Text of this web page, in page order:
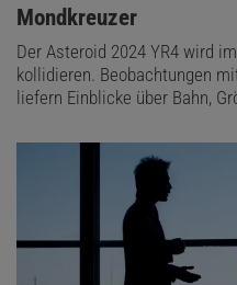
Mondkreuzer
Der Asteroid 2024 YR4 wird
kollidieren. Beobachtungen
liefern Einblicke über Bahn,